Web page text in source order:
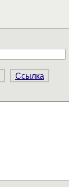
Ссылка